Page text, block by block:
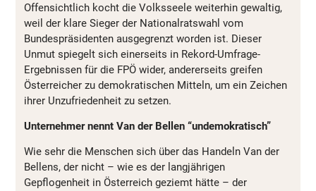
Offensichtlich kocht die Volksseele weiterhin gewaltig,
weil der klare Sieger der Nationalratswahl vom
Bundespräsidenten ausgegrenzt worden ist. Dieser
Unmut spiegelt sich einerseits in Rekord-Umfrage-
Ergebnissen für die FPÖ wider, andererseits greifen
Österreicher zu demokratischen Mitteln, um ein Zeichen
ihrer Unzufriedenheit zu setzen.
Unternehmer nennt Van der Bellen “undemokratisch”
Wie sehr die Menschen sich über das Handeln Van der
Bellens, der nicht – wie es der langjährigen
Gepflogenheit in Österreich geziemt hätte – der